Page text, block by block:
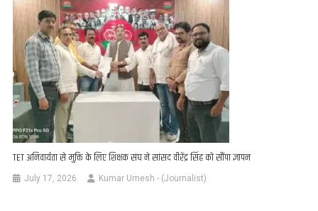
TET अनिवार्यता से मुक्ति के लिए शिक्षक संघ ने सांसद वीरेंद्र सिंह को सौंपा ज्ञापन
July 17, 2026 Kumar Umesh - (Journalist)